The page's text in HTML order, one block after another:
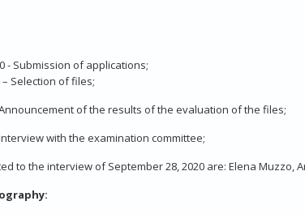
- Submission of applications;
Selection of files;
of the results of the evaluation of the files;
with the examination committee;
to the interview of September 28, 2020 are: Elena Muzzo,